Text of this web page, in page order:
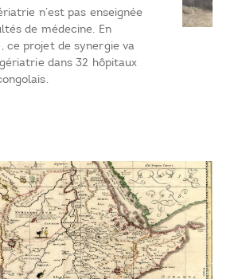
n’est pas enseignée
de médecine. En
ce projet de synergie va
dans 32 hôpitaux